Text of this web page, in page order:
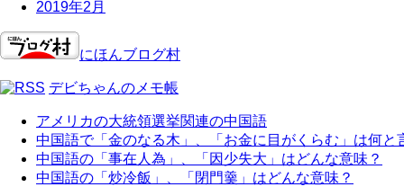
2019年2月
にほんブログ村
デビちゃんのメモ帳
アメリカの大統領選挙関連の中国語
中国語で「金のなる木」、「お金に目がくらむ」は何と
中国語の「事在人為」、「因少失大」はどんな意味？
中国語の「炒冷飯」、「閉門羹」はどんな意味？